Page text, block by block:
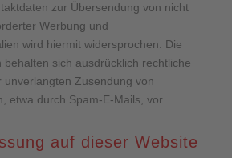
zur Übersendung von nicht
Werbung und
wird hiermit widersprochen. Die
behalten sich ausdrücklich rechtliche
unverlangten Zusendung von
etwa durch Spam-E-Mails, vor.
auf dieser Website